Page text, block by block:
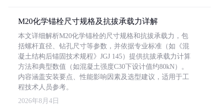
M20化学锚栓尺寸规格及抗拔承载力详解
本文详细解析M20化学锚栓的尺寸规格和抗拔承载力，包
括螺杆直径、钻孔尺寸等参数，并依据专业标准（如《混
凝土结构后锚固技术规程》JGJ 145）提供抗拔承载力计算
方法和典型数值（如混凝土强度C30下设计值约80kN）。
内容涵盖安装要点、性能影响因素及选型建议，适用于工
程技术人员参考。
2026年8月4日